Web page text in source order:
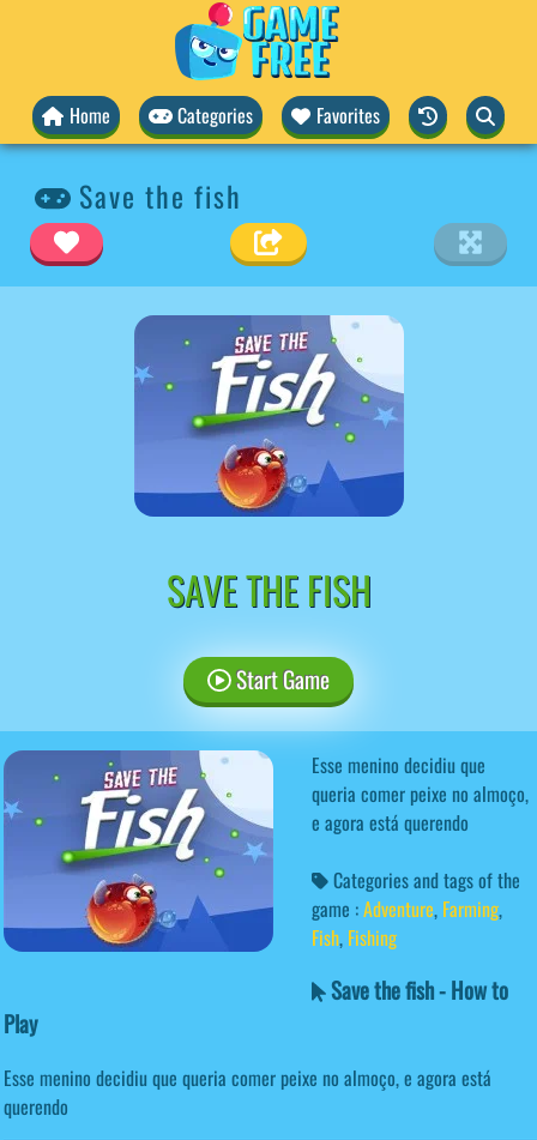
Home Categories Favorites
Save the fish
SAVE THE FISH
Start Game
Esse menino decidiu que
queria comer peixe no almoço,
e agora está querendo
Categories and tags of the
game :Adventure, Farming,
Fish, Fishing
Save the fish - How to
Play
Esse menino decidiu que queria comer peixe no almoço, e agora está
querendo